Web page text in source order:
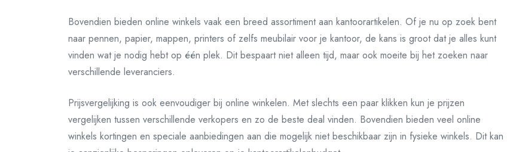
Bovendien bieden online winkels vaak een breed assortiment aan kantoorartikelen. Of je nu op zoek bent
naar pennen, papier, mappen, printers of zelfs meubilair voor je kantoor, de kans is groot dat je alles kunt
vinden wat je nodig hebt op één plek. Dit bespaart niet alleen tijd, maar ook moeite bij het zoeken naar
verschillende leveranciers.
Prijsvergelijking is ook eenvoudiger bij online winkelen. Met slechts een paar klikken kun je prijzen
vergelijken tussen verschillende verkopers en zo de beste deal vinden. Bovendien bieden veel online
winkels kortingen en speciale aanbiedingen aan die mogelijk niet beschikbaar zijn in fysieke winkels. Dit kan